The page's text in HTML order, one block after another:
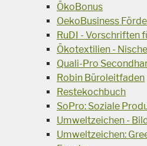
ÖkoBonus
OekoBusiness
RuDI - Vorschriften
Ökotextilien -
Quali-Pro
Robin Büroleitfaden
Restekochbuch
SoPro: Soziale
Umweltzeichen -
Umweltzeichen: